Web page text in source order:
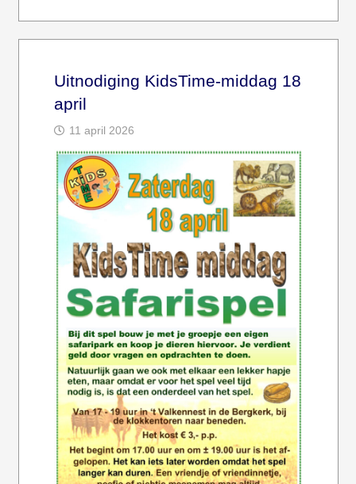
Uitnodiging KidsTime-middag 18
april
11 april 2026